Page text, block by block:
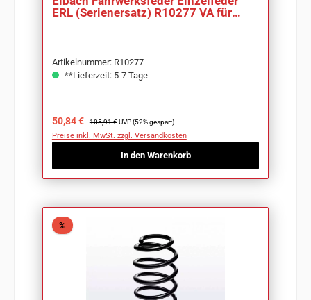
ERL (Serienersatz) R10277 VA für
Toyota
Artikelnummer: R10277
**Lieferzeit: 5-7 Tage
Verkaufspreis:
50,84 € Regulärer Preis:
105,91 € UVP (52% gespart)
Preise inkl. MwSt. zzgl. Versandkosten
In den Warenkorb
%Rabatt